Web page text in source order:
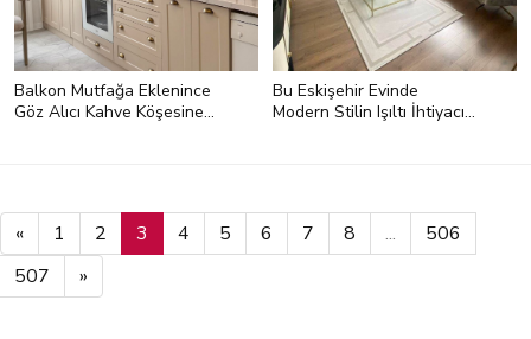
Balkon Mutfağa Eklenince
Göz Alıcı Kahve Köşesine
Bu Eskişehir Evinde
Modern Stilin Işıltı İhtiyacı
« 1 2 3 4 5 6 7 8 ...
506
507
»